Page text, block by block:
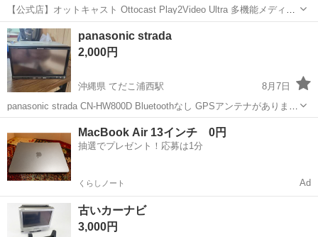
【公式店】オットキャスト Ottocast Play2Video Ultra 多機能メディア
アダプター 車内でYouTube NetFlix Prime Video Spotify IPTV観れる
CarPlay Andr...
滋賀 彦根市
panasonic strada
2,000円
沖縄県 てだこ浦西駅
8月7日
panasonic strada CN-HW800D Bluetoothなし GPSアンテナがありませ
ん。 中古品ですが、動作は全く問題ありません。 3N
カーナビ、テレビ
MacBook Air 13インチ 0円
抽選でプレゼント！応募は1分
くらしノート Ad
古いカーナビ
3,000円